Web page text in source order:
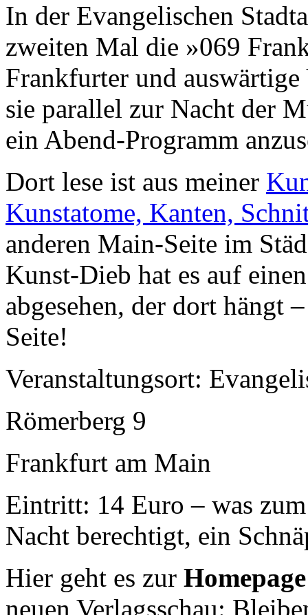
In der Evangelischen
zweiten Mal die »069
Frankfurter und
sie parallel zur Nacht der
ein Abend-Programm
Dort lese ist aus meiner
Kunstatome, Kanten,
anderen Main-Seite im
Kunst-Dieb hat es auf
abgesehen, der dort hängt
Seite!
Veranstaltungsort:
Römerberg 9
Frankfurt am Main
Eintritt: 14 Euro – was
Nacht berechtigt, ein
Hier geht es zur
neuen Verlagsschau: